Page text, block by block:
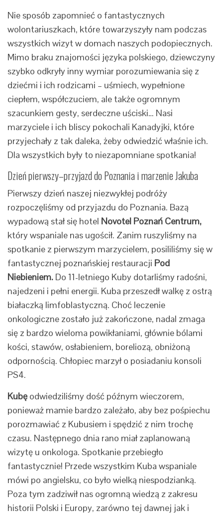
Nie sposób zapomnieć o fantastycznych
wolontariuszkach, które towarzyszyły nam podczas
wszystkich wizyt w domach naszych podopiecznych.
Mimo braku znajomości języka polskiego, dziewczyny
szybko odkryły inny wymiar porozumiewania się z
dziećmi i ich rodzicami – uśmiech, wypełnione
ciepłem, współczuciem, ale także ogromnym
szacunkiem gesty, serdeczne uściski… Nasi
marzyciele i ich bliscy pokochali Kanadyjki, które
przyjechały z tak daleka, żeby odwiedzić właśnie ich.
Dla wszystkich były to niezapomniane spotkania!
Dzień pierwszy–przyjazd do Poznania i marzenie Jakuba
Pierwszy dzień naszej niezwykłej podróży
rozpoczęliśmy od przyjazdu do Poznania. Bazą
wypadową stał się hotel Novotel Poznań Centrum,
który wspaniale nas ugościł. Zanim ruszyliśmy na
spotkanie z pierwszym marzycielem, posililiśmy się w
fantastycznej poznańskiej restauracji Pod
Niebieniem. Do 11-letniego Kuby dotarliśmy radośni,
najedzeni i pełni energii. Kuba przeszedł walkę z ostrą
białaczką limfoblastyczną. Choć leczenie
onkologiczne zostało już zakończone, nadal zmaga
się z bardzo wieloma powikłaniami, głównie bólami
kości, stawów, osłabieniem, boreliozą, obniżoną
odpornością. Chłopiec marzył o posiadaniu konsoli
PS4.
Kubę odwiedziliśmy dość późnym wieczorem,
ponieważ mamie bardzo zależało, aby bez pośpiechu
porozmawiać z Kubusiem i spędzić z nim trochę
czasu. Następnego dnia rano miał zaplanowaną
wizytę u onkologa. Spotkanie przebiegło
fantastycznie! Przede wszystkim Kuba wspaniale
mówi po angielsku, co było wielką niespodzianką.
Poza tym zadziwił nas ogromną wiedzą z zakresu
historii Polski i Europy, zarówno tej dawnej jak i